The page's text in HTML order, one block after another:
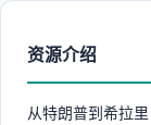
资源介绍
从特朗普到希拉